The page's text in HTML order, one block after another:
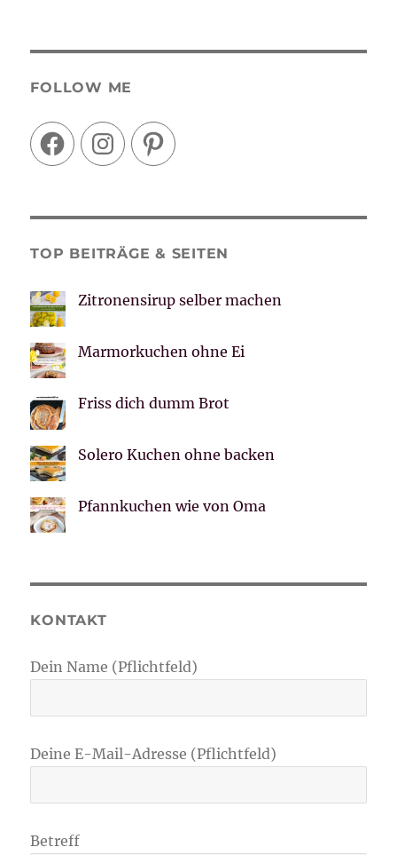
FOLLOW ME
FacebookInstagramPinterest
TOP BEITRÄGE & SEITEN
Zitronensirup selber machen
Marmorkuchen ohne Ei
Friss dich dumm Brot
Solero Kuchen ohne backen
Pfannkuchen wie von Oma
KONTAKT
Dein Name (Pflichtfeld)
Deine E-Mail-Adresse (Pflichtfeld)
Betreff